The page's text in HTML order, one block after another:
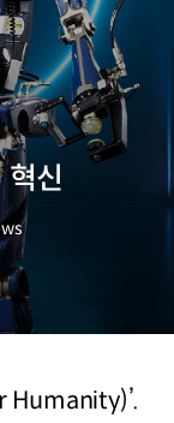
신
Humanity)’.